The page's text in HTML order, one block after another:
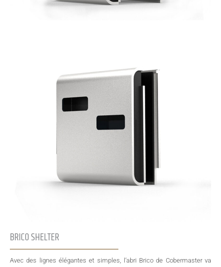
BRICO SHELTER
Avec des lignes élégantes et simples, l’abri Brico de Cobermaster va